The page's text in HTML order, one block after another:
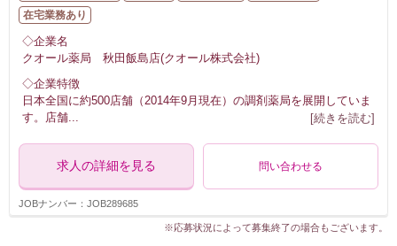
在宅業務あり
◇企業名
クオール薬局 秋田飯島店(クオール株式会社)
◇企業特徴
日本全国に約500店舗（2014年9月現在）の調剤薬局を展開していま
す。店舗... [続きを読む]
求人の詳細を見る 問い合わせる
JOBナンバー：JOB289685
※応募状況によって募集終了の場合もございます。